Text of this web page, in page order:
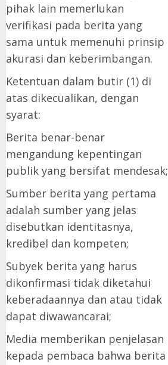
pihak lain memerlukan
verifikasi pada berita yang
sama untuk memenuhi prinsip
akurasi dan keberimbangan.
Ketentuan dalam butir (1) di
atas dikecualikan, dengan
syarat:
Berita benar-benar
mengandung kepentingan
publik yang bersifat mendesak;
Sumber berita yang pertama
adalah sumber yang jelas
disebutkan identitasnya,
kredibel dan kompeten;
Subyek berita yang harus
dikonfirmasi tidak diketahui
keberadaannya dan atau tidak
dapat diwawancarai;
Media memberikan penjelasan
kepada pembaca bahwa berita